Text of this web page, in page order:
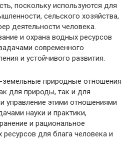
поскольку используются для
сельского хозяйства,
деятельности человека.
и охрана водных ресурсов
современного
и устойчивого развития.
природные отношения
для природы, так и для
управление этими отношениями
науки и практики,
и рациональное
для блага человека и